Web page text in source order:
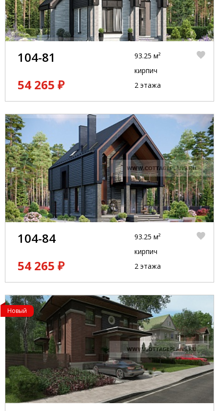
104-81
54 265 ₽
93.25 м²
кирпич
2 этажа
104-84
54 265 ₽
93.25 м²
кирпич
2 этажа
Новый